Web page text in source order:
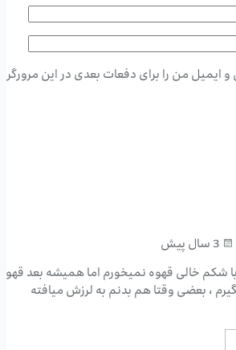
و ایمیل من را برای دفعات بعدی در این مرورگر
شکم خالی قهوه نمیخورم اما همیشه بعد قهوه
، بعضی وقتا هم بدنم به لرزش میافته